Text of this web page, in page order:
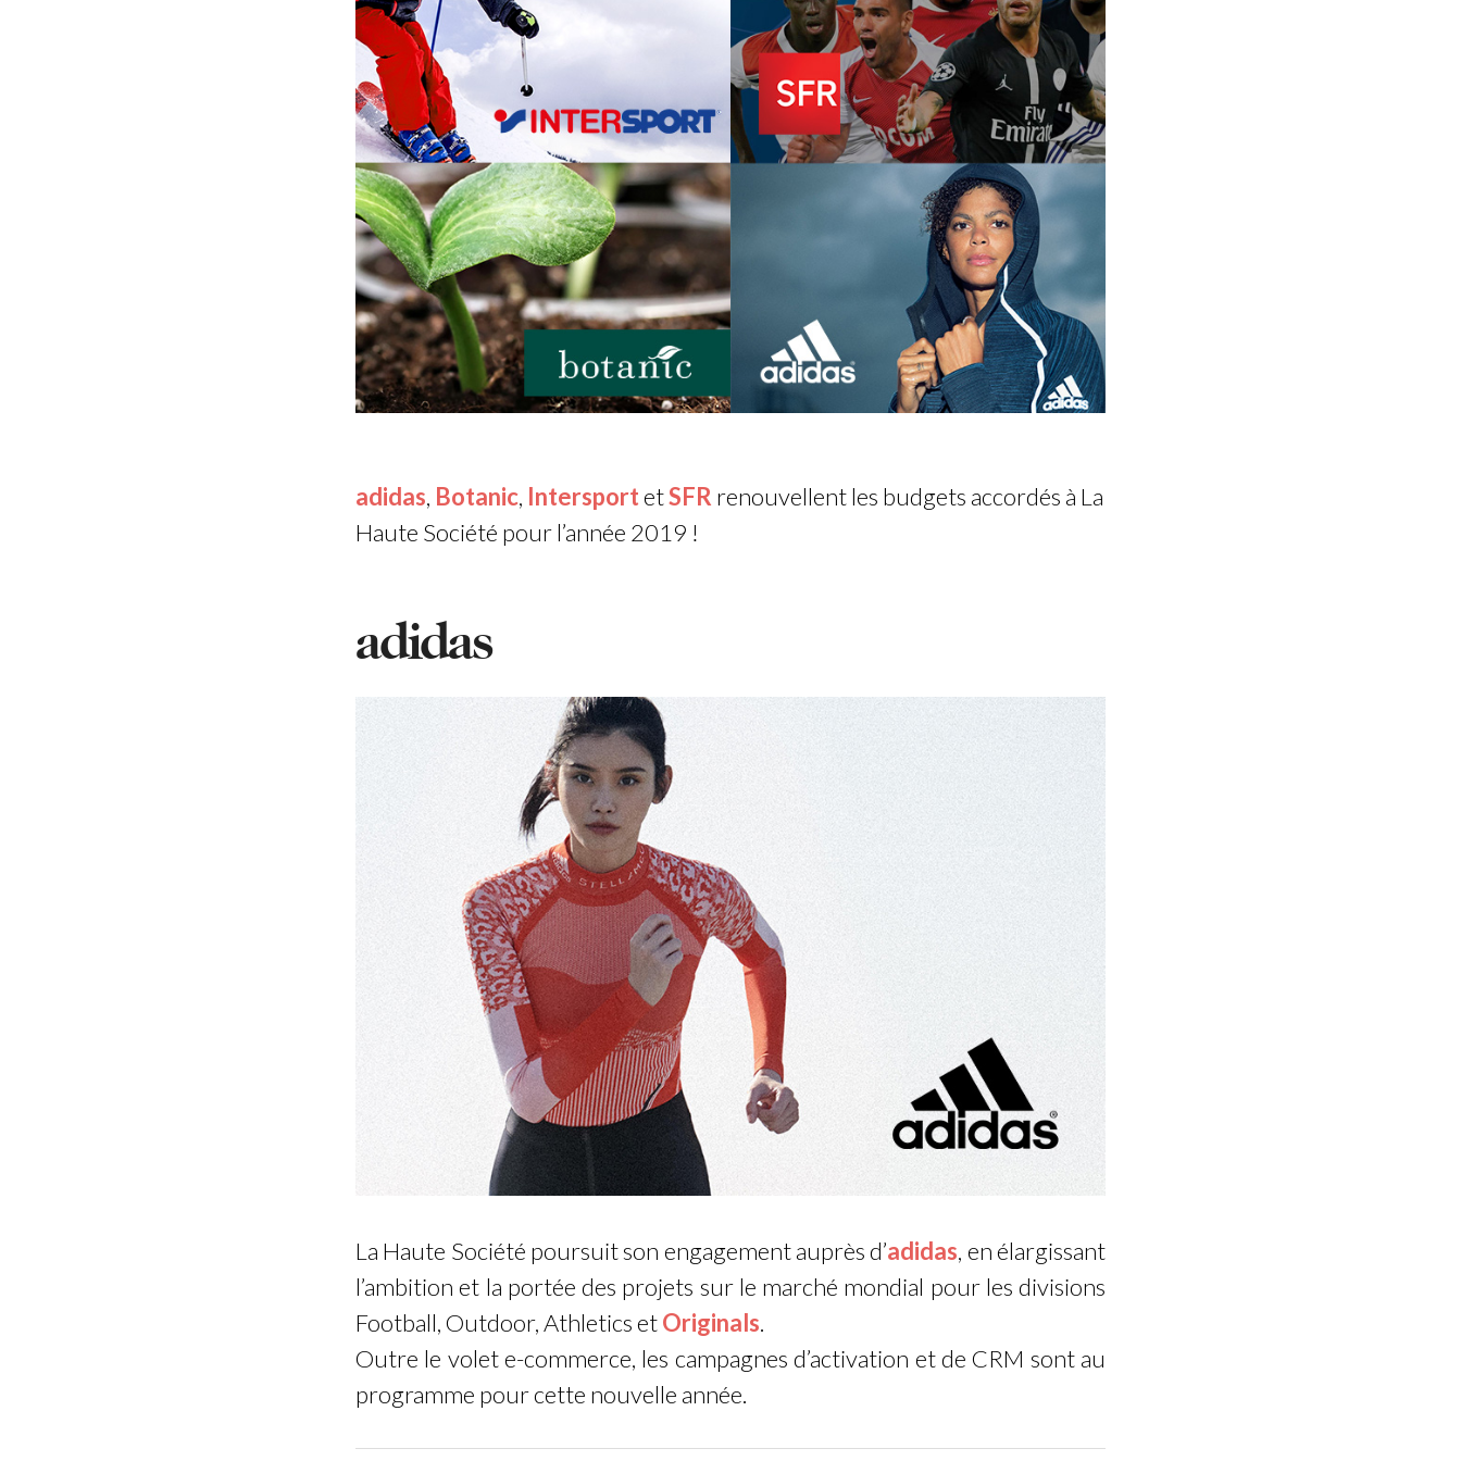
adidas, Botanic, IntersportetSFR renouvellent les budgets accordés à La
Haute Société pour l’année 2019 !
adidas
La Haute Société poursuit son engagement auprès d’adidas, en élargissant
l’ambition et la portée des projets sur le marché mondial pour les divisions
Football, Outdoor, Athletics etOriginals.
Outre le volet e-commerce, les campagnes d’activation et de CRM sont au
programme pour cette nouvelle année.